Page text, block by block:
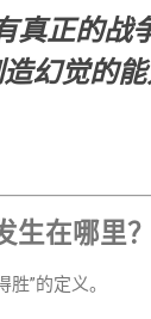
真正的战
幻觉的能
生在哪里？
”的定义。